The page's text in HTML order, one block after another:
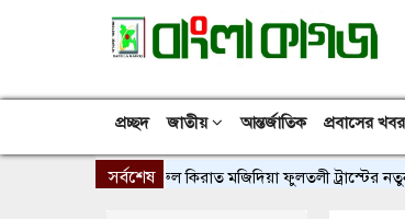
প্রচ্ছদ জাতীয় আন্তর্জাতিক প্রবাসের খবর
সর্বশেষ
সলফোর্ডে দারুল কিরাত মজিদিয়া ফুলতলী ট্রাস্টের নতুন